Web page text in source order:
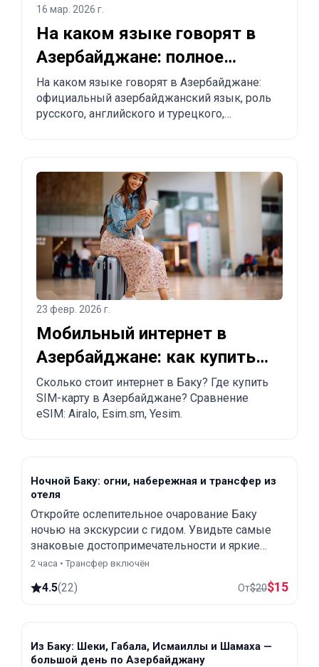
16 мар. 2026 г.
На каком языке говорят в
Азербайджане: полное
объяснение для туристов и
релокантов
На каком языке говорят в Азербайджане:
официальный азербайджанский язык, роль
русского, английского и турецкого,
23 февр. 2026 г.
Мобильный интернет в
Азербайджане: как купить
SIM-карту и eSIM в Баку
Сколько стоит интернет в Баку? Где купить
SIM-карту в Азербайджане? Сравнение
eSIM: Airalo, Esim.sm, Yesim.
Ночной Баку: огни, набережная и трансфер из
отеля
Откройте ослепительное очарование Баку
ночью на экскурсии с гидом. Увидьте самые
знаковые достопримечательности и яркие
районы города — всё безупречно подсвечено
2 часа • Трансфер включён
4.5(22) От$20$15
Из Баку: Шеки, Габала, Исмаиллы и Шамаха —
большой день по Азербайджану